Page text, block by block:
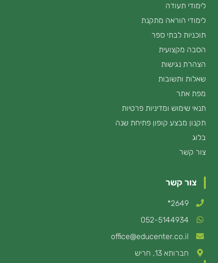
לימודי תעודה
לימודי הוראה מתקנת
תוכניות לבתי ספר
הסבה מקצועית
הצהרת נגישות
שאלות ותשובות
מפת אתר
תנאי שימוש ומדיניות פרטיות
תקנון מבצע קופון פתיחת שנה
בלוג
צור קשר
צור קשר
2649*
052-5144934
office@educenter.co.il
חברותא 13, חריש